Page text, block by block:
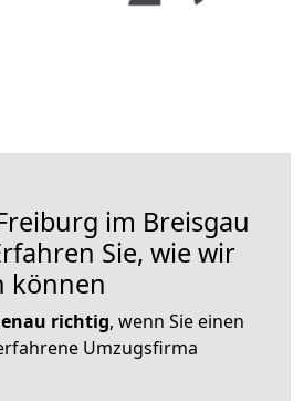
im Breisgau
Sie, wie wir
können
richtig, wenn Sie einen
Umzugsfirma